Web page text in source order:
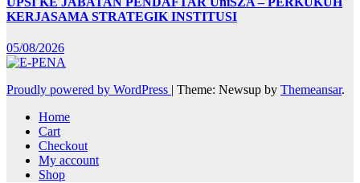
KERJASAMA STRATEGIK INSTITUSI
05/08/2026
Proudly powered by WordPress | Theme: Newsup by Themeansar.
Home
Cart
Checkout
My account
Shop